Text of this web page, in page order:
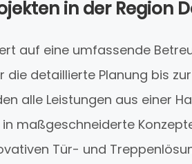
in der Region
auf eine umfassende
die detaillierte Planung bis
alle Leistungen aus einer
maßgeschneiderte
Tür- und